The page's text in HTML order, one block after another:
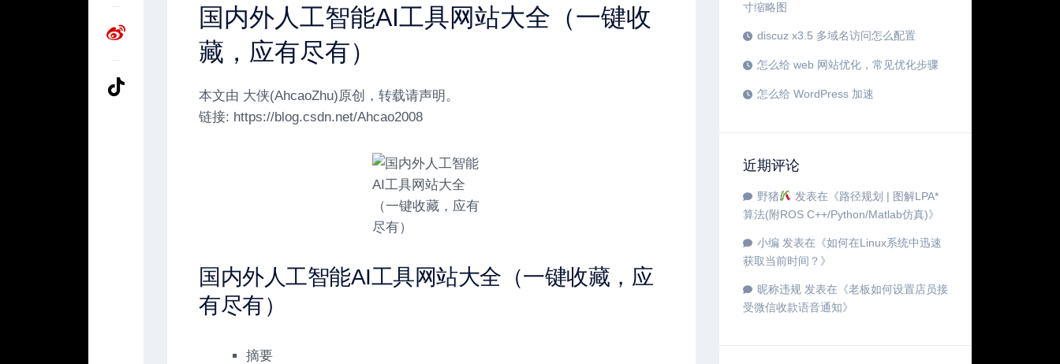
寸缩略图
discuz x3.5 多域名访问怎么配置
怎么给 web 网站优化，常见优化步骤
怎么给 WordPress 加速
近期评论
野猪 发表在《路径规划 | 图解LPA*
算法(附ROS C++/Python/Matlab仿真)》
小编 发表在《如何在Linux系统中迅速
获取当前时间？ 》
昵称违规 发表在《老板如何设置店员接
受微信收款语音通知》
国内外人工智能AI工具网站大全（一键收
藏，应有尽有）
本文由 大侠(AhcaoZhu)原创，转载请声明。
链接: https://blog.csdn.net/Ahcao2008
国内外人工智能AI工具网站大全（一键收藏，应
有尽有）
摘要